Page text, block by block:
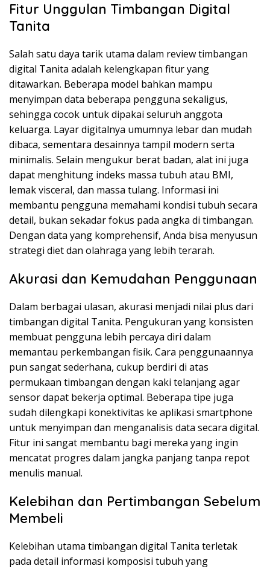
Fitur Unggulan Timbangan Digital
Tanita
Salah satu daya tarik utama dalam review timbangan
digital Tanita adalah kelengkapan fitur yang
ditawarkan. Beberapa model bahkan mampu
menyimpan data beberapa pengguna sekaligus,
sehingga cocok untuk dipakai seluruh anggota
keluarga. Layar digitalnya umumnya lebar dan mudah
dibaca, sementara desainnya tampil modern serta
minimalis. Selain mengukur berat badan, alat ini juga
dapat menghitung indeks massa tubuh atau BMI,
lemak visceral, dan massa tulang. Informasi ini
membantu pengguna memahami kondisi tubuh secara
detail, bukan sekadar fokus pada angka di timbangan.
Dengan data yang komprehensif, Anda bisa menyusun
strategi diet dan olahraga yang lebih terarah.
Akurasi dan Kemudahan Penggunaan
Dalam berbagai ulasan, akurasi menjadi nilai plus dari
timbangan digital Tanita. Pengukuran yang konsisten
membuat pengguna lebih percaya diri dalam
memantau perkembangan fisik. Cara penggunaannya
pun sangat sederhana, cukup berdiri di atas
permukaan timbangan dengan kaki telanjang agar
sensor dapat bekerja optimal. Beberapa tipe juga
sudah dilengkapi konektivitas ke aplikasi smartphone
untuk menyimpan dan menganalisis data secara digital.
Fitur ini sangat membantu bagi mereka yang ingin
mencatat progres dalam jangka panjang tanpa repot
menulis manual.
Kelebihan dan Pertimbangan Sebelum
Membeli
Kelebihan utama timbangan digital Tanita terletak
pada detail informasi komposisi tubuh yang